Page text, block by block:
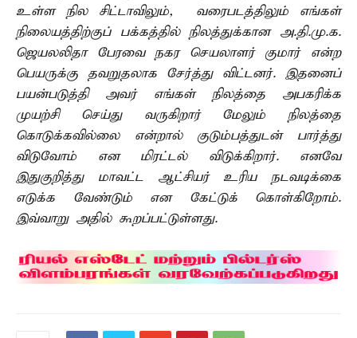
உள்ள நில சிட்டாவிலும், வரைபடத்திலும் எங்கள்
நிலையத்திற்குப் பக்கத்தில் நிலத்துக்கான அ.தி.மு.க.
ஜெயலலிதா பேரவை நகர செயலாளர் குமார் என்ற
பெயருக்கு தவறுதலாக சேர்த்து விட்டனர். இதனைப்
பயன்படுத்தி அவர் எங்கள் நிலத்தை அபகரிக்க
முயற்சி செய்து வருகிறார் மேலும் நிலத்தை
கொடுக்கவில்லை என்றால் குடும்பத்துடன் பார்த்து
விடுவோம் என மிரட்டல் விடுக்கிறார். எனவே
இதுகுறித்து மாவட்ட ஆட்சியர் உரிய நடவடிக்கை
எடுக்க வேண்டும் என கேட்டுக் கொள்கிறோம்.
இவ்வாறு அதில் கூறப்பட்டுள்ளது.